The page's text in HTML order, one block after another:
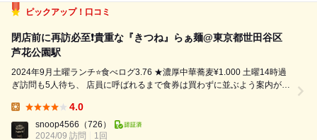
ピックアップ！口コミ
閉店前に再訪必至❗️貴重な『きつね』らぁ麺@東京都世田谷区
芦花公園駅
2024年9月土曜ランチ⭐️食べログ3.76 ★濃厚中華蕎麦¥1.000 土曜14時過
ぎ訪問も5人待ち、 店員に呼ばれるまで食券は買わずに並ぶよう案内があ
※特製は¥1.450 ※淡麗系と濃厚の2種類があ...
4.0
snoop4566 （726）
2024/09 訪問
1回